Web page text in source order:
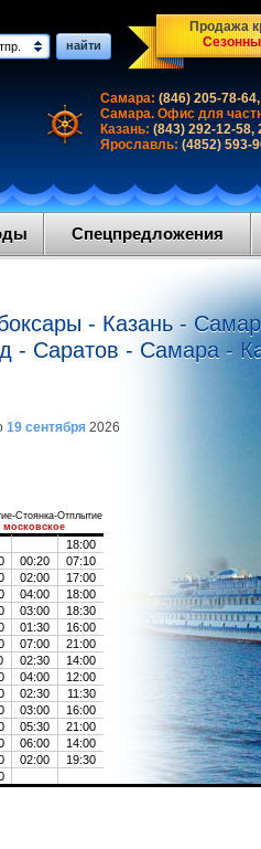
найти
Продажа
Самара: (846) 205-78-
Самара. Офис для
Казань: (843) 292-12-58,
Ярославль: (4852) 593-
Спецпредложения
- Казань -
- Саратов - Самара -
19 сентября 2026
Стоянка-Отплытие
московское
18:00
00:20
07:10
02:00
17:00
04:00
18:00
03:00
18:30
01:30
16:00
07:00
21:00
02:30
14:00
04:00
12:00
02:30
11:30
03:00
16:00
05:30
21:00
06:00
14:00
02:00
19:30